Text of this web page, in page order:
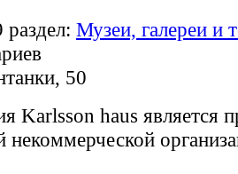
раздел: Музеи, галереи и
50
Karlsson haus является
некоммерческой